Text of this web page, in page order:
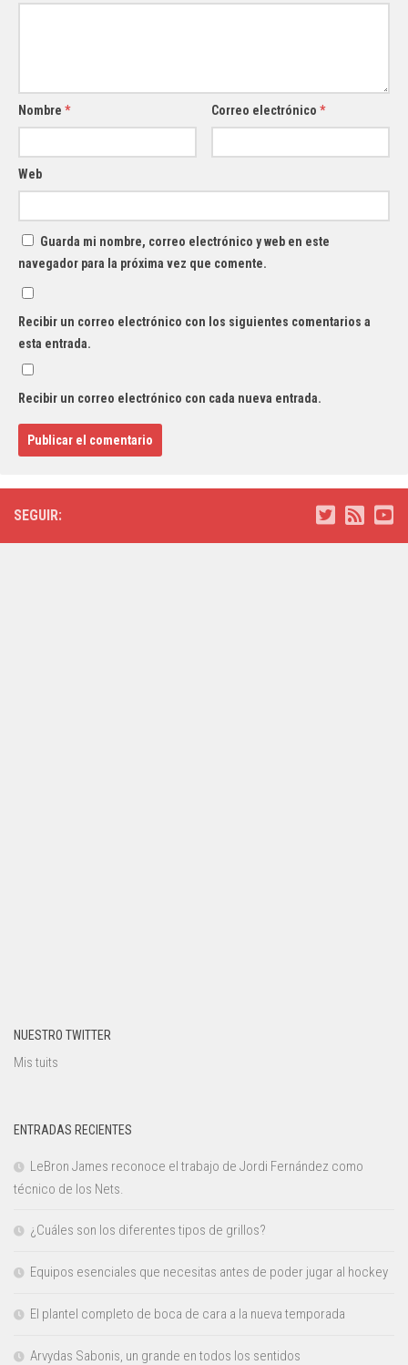
Nombre * Correo electrónico*
Web
Guarda mi nombre, correo electrónico y web en este
navegador para la próxima vez que comente.
Recibir un correo electrónico con los siguientes comentarios a
esta entrada.
Recibir un correo electrónico con cada nueva entrada.
SEGUIR:
NUESTRO TWITTER
Mis tuits
ENTRADAS RECIENTES
LeBron James reconoce el trabajo de Jordi Fernández como
técnico de los Nets.
¿Cuáles son los diferentes tipos de grillos?
Equipos esenciales que necesitas antes de poder jugar al hockey
El plantel completo de boca de cara a la nueva temporada
Arvydas Sabonis, un grande en todos los sentidos